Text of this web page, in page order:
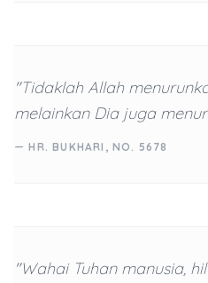
"Tidaklah Allah
melainkan Dia juga
— HR. BUKHARI, NO. 5678
"Wahai Tuhan manusia,